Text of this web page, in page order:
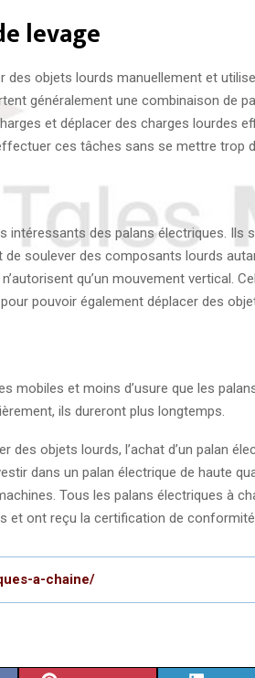
levage
des objets lourds manuellement et
généralement une combinaison de
et déplacer des charges lourdes
ces tâches sans se mettre trop
intéressants des palans électriques. Ils
soulever des composants lourds
qu’un mouvement vertical.
pouvoir également déplacer des
mobiles et moins d’usure que les
ils dureront plus longtemps.
objets lourds, l’achat d’un palan
dans un palan électrique de haute
Tous les palans électriques à
et ont reçu la certification de conformité
a-chaine/